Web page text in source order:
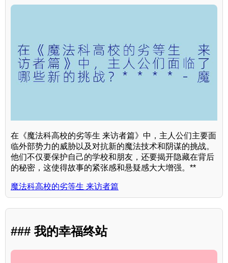
在《魔法科高校的劣等生 来访者篇》中，主人公们主要面
临外部势力的威胁以及对抗新的魔法技术和阴谋的挑战。
他们不仅要保护自己的学校和朋友，还要揭开隐藏在背后
的秘密，这使得故事的紧张感和悬疑感大大增强。**
魔法科高校的劣等生 来访者篇
### 我的幸福终站